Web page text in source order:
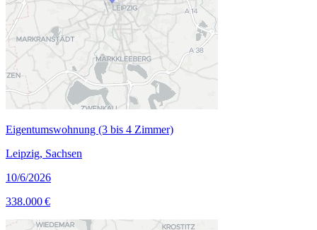
Eigentumswohnung (3 bis 4 Zimmer)
Leipzig, Sachsen
10/6/2026
338.000 €